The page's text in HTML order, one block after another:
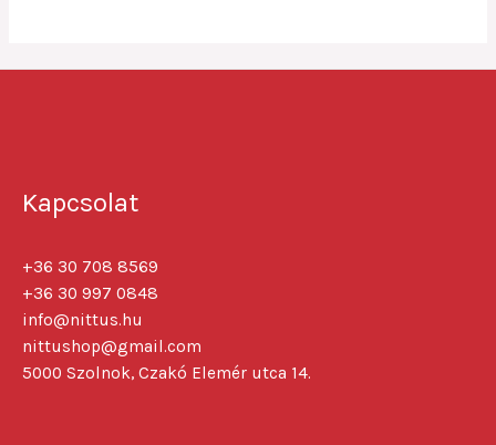
Kapcsolat
+36 30 708 8569
+36 30 997 0848
info@nittus.hu
nittushop@gmail.com
5000 Szolnok, Czakó Elemér utca 14.